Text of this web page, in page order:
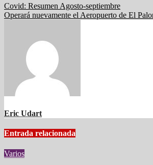
Navegación
de
Covid: Resumen Agosto-septiembre
Operará nuevamente el Aeropuerto de El
Eric Udart
Entrada relacionada
Varios